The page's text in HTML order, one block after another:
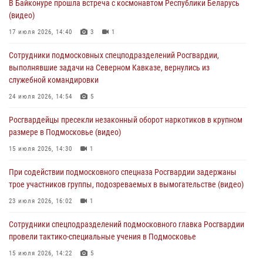
подозреваемые в организации незаконной миграции и
изготовлении поддельных документов (видео)
05 августа 2026, 15:48
Сотрудники спецподразделения подмосковного главка Росгвардии
отработали навыки огневой подготовки на комплексных учениях
04 августа 2026, 12:21
сигналам «Тревога» с охраняемых объектов в Подмосковье
04 августа 2026, 12:15
(видео)
03 августа 2026, 15:32
В Байконуре прошла встреча с космонавтом Республики Беларусь
(видео)
17 июля 2026, 14:40 3 1
Сотрудники подмосковных спецподразделений Росгвардии,
выполнявшие задачи на Северном Кавказе, вернулись из
служебной командировки
24 июля 2026, 14:54 5
Росгвардейцы пресекли незаконный оборот наркотиков в крупном
размере в Подмосковье (видео)
15 июля 2026, 14:30 1
При содействии подмосковного спецназа Росгвардии задержаны
трое участников группы, подозреваемых в вымогательстве (видео)
23 июля 2026, 16:02 1
Сотрудники спецподразделений подмосковного главка Росгвардии
провели тактико-специальные учения в Подмосковье
15 июля 2026, 14:22 5